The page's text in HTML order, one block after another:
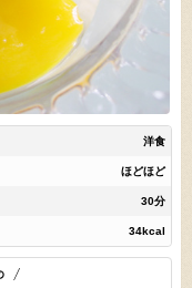
洋食
ほどほど
30分
34kcal